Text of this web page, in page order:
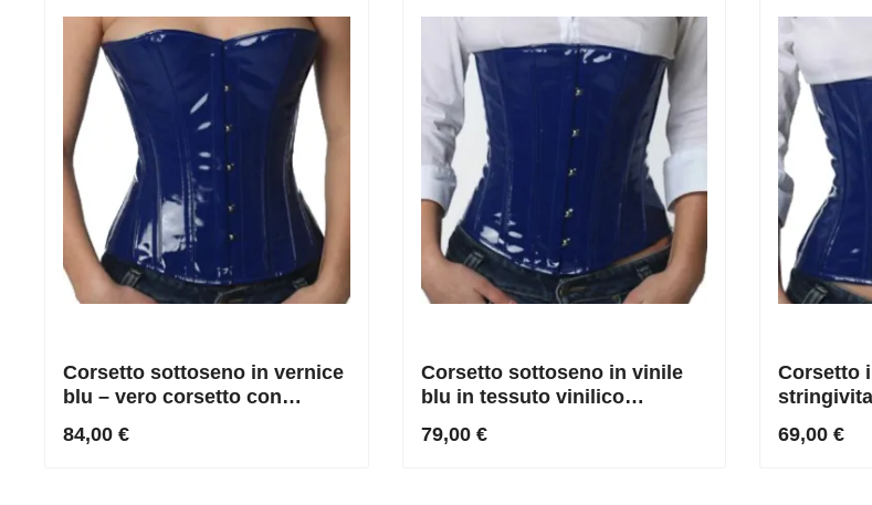
Corsetto sottoseno in vernice
blu – vero corsetto con
un’allacciatura stretta
84,00 €
Corsetto sottoseno in vinile
blu in tessuto vinilico
79,00 €
Corsetto
69,00 €